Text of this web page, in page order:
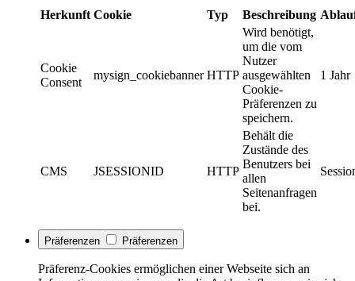
Herkunft Cookie Typ Beschreibung
Cookie
Consent
mysign_cookiebanner HTTP
Wird benötigt,
um die vom
Nutzer
ausgewählten
Cookie-
Präferenzen zu
speichern.
1 Jahr
CMS JSESSIONID HTTP
Behält die
Zustände des
Benutzers bei
allen
Seitenanfragen
bei.
Präferenzen Präferenzen
Präferenz-Cookies ermöglichen einer Webseite sich an